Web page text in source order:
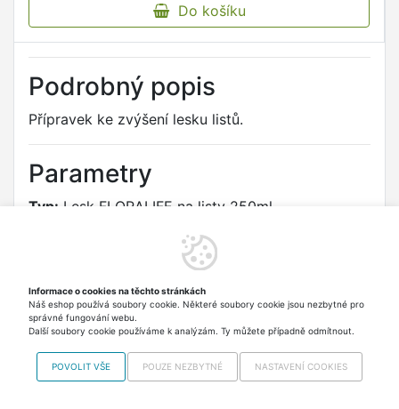
Do košíku
Podrobný popis
Přípravek ke zvýšení lesku listů.
Parametry
Typ: Lesk FLORALIFE na listy 250ml
Výrobce/dovozce podle nařízení (EU) 2023/988
Budínek 86, 263 01 Dobříš, CZ
Email: office@nohelgarden.cz Telefon: +420 318 533 511
URL: https://nohelgarden.cz/kontakty
Najdete nás i naMALL.CZ
Copyright © 2012-2026
Informace o cookies na těchto stránkách
Náš eshop používá soubory cookie. Některé soubory cookie jsou nezbytné pro
správné fungování webu.
Další soubory cookie používáme k analýzám. Ty můžete případně odmítnout.
POVOLIT VŠE POUZE NEZBYTNÉ NASTAVENÍ COOKIES